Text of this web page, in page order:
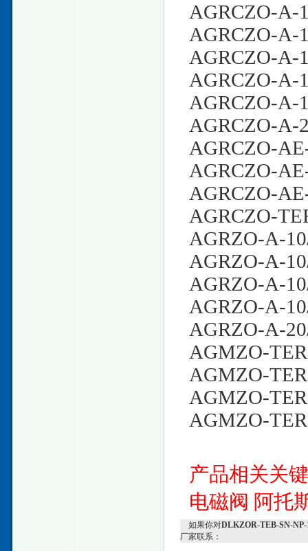
AGRCZO-A-
AGRCZO-A-
AGRCZO-A-
AGRCZO-A-
AGRCZO-A-
AGRCZO-A-
AGRCZO-
AGRCZO-
AGRCZO-
AGRCZO-
AGRZO-A-
AGRZO-A-
AGRZO-A-
AGRZO-A-
AGRZO-A-
AGMZO-
AGMZO-
AGMZO-
AGMZO-
产品相关关
电磁阀 阿托
如果你对DLKZOR-TEB-SN-
厂家联系：